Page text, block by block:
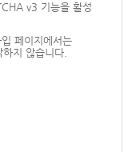
v3 기능을 활성
페이지에서는
지 않습니다.